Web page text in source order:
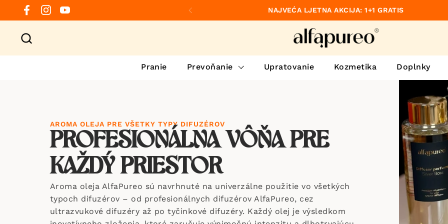
Preskočiť na obsah
Facebook
Instagram
YouTube Predchádzajúce
NAJVEĆA LJETNA AKCIJA: 1+1 GRATIS
Pranie Prevoňanie Upratovanie Kozmetika Doplnky
AROMA OLEJA PRE VŠETKY TYPY DIFUZÉROV
PROFESIONÁLNA VÔŇA PRE
KAŽDÝ PRIESTOR
Aroma oleja AlfaPureo sú navrhnuté na univerzálne použitie vo všetkých
typoch difuzérov – od profesionálnych difuzérov AlfaPureo, cez
ultrazvukové difuzéry až po tyčinkové difuzéry. Každý olej je výsledkom